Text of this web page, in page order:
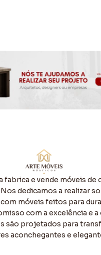
fabrica e vende móveis de
dedicamos a realizar
móveis feitos para
com a excelência e a
são projetados para
aconchegantes e